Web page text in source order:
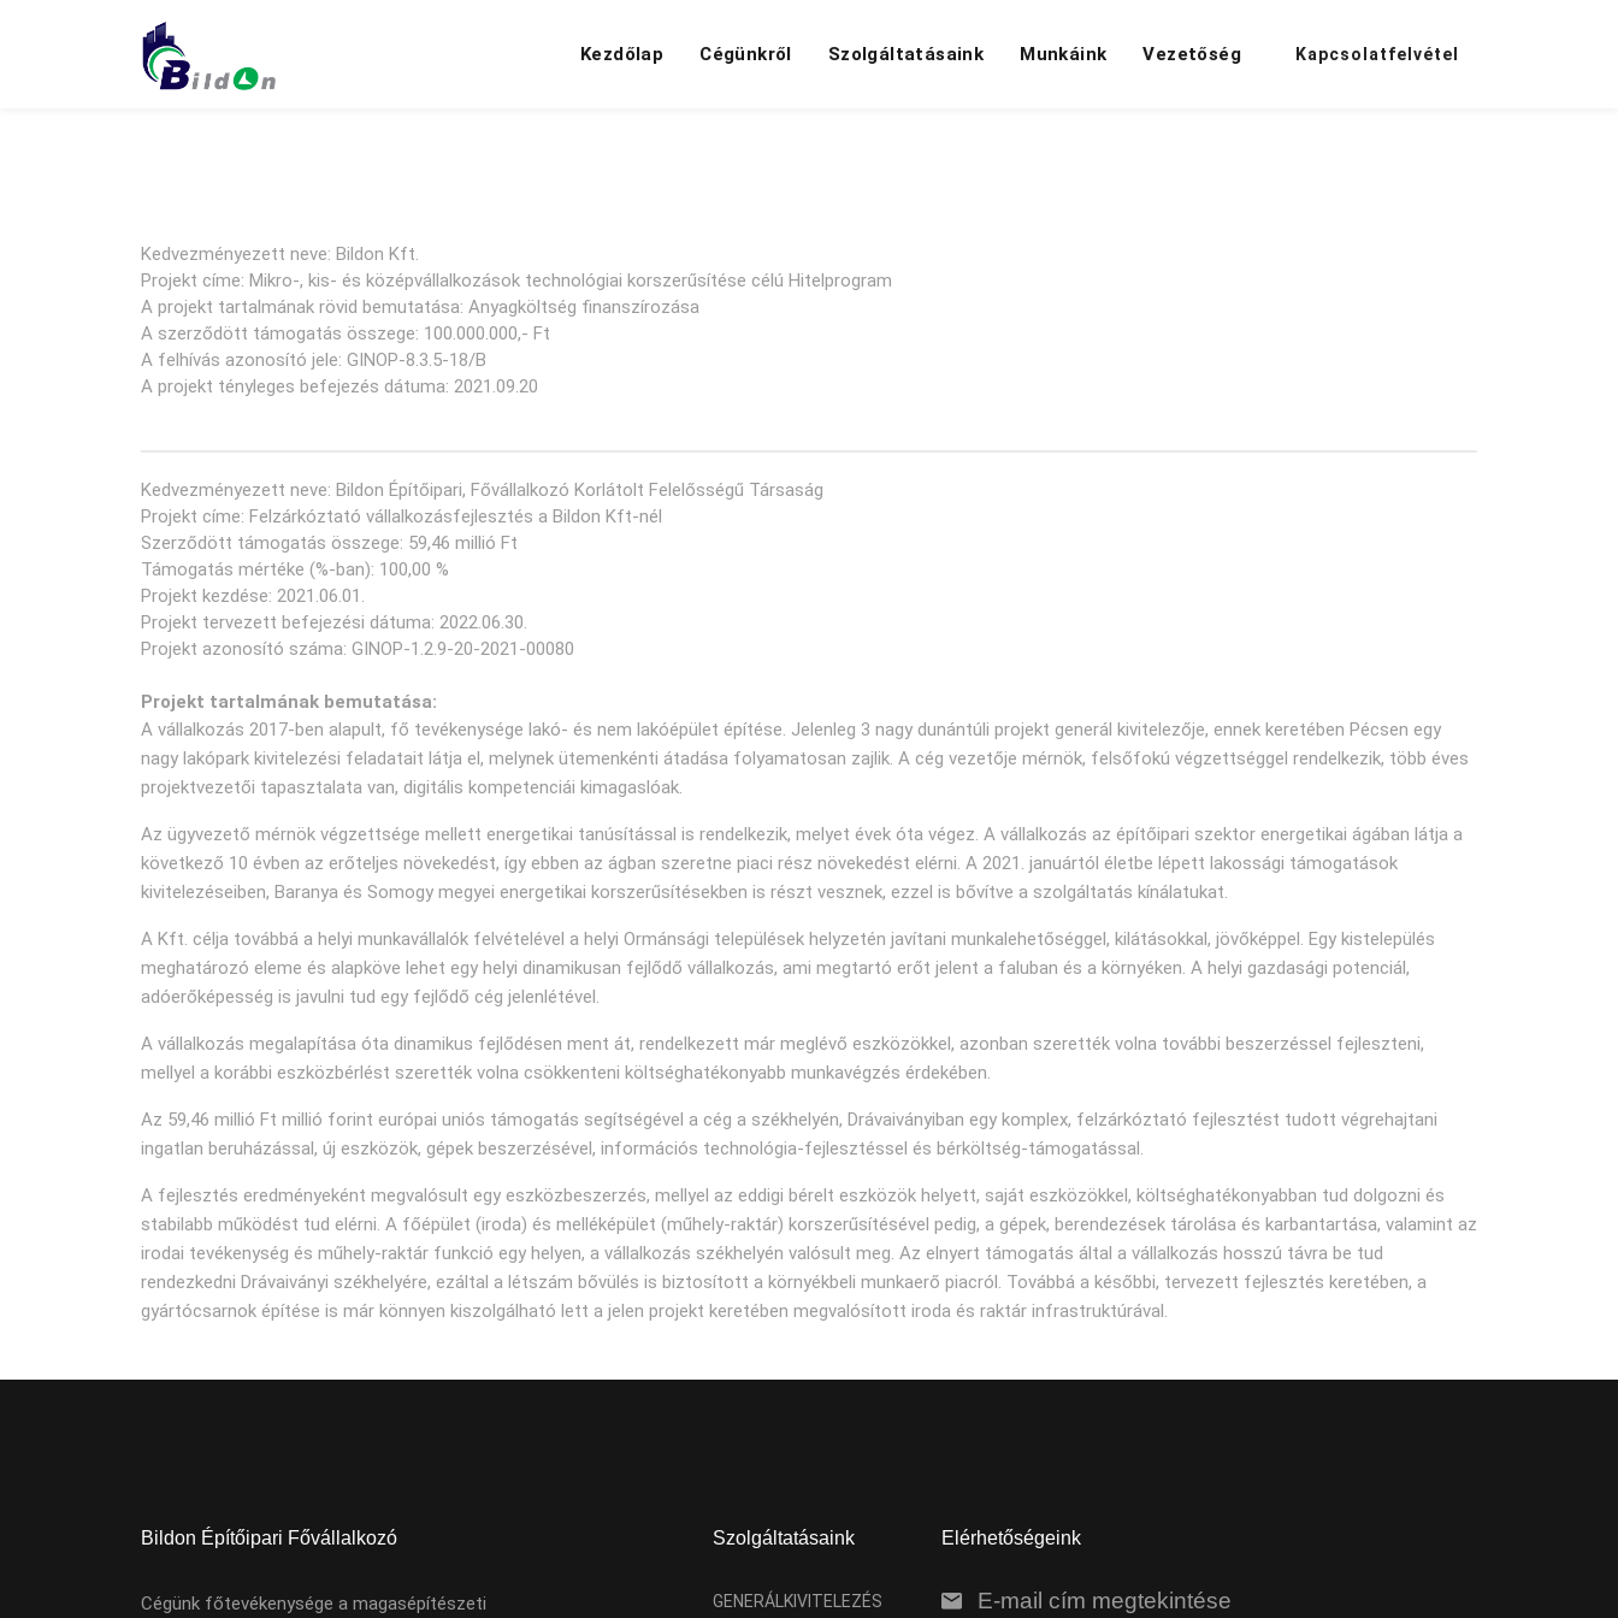
Kezdőlap Cégünkről Szolgáltatásaink Munkáink Vezetőség Kapcsolatfelvétel
Kedvezményezett neve: Bildon Kft.
Projekt címe: Mikro-, kis- és középvállalkozások technológiai korszerűsítése célú Hitelprogram
A projekt tartalmának rövid bemutatása: Anyagköltség finanszírozása
A szerződött támogatás összege: 100.000.000,- Ft
A felhívás azonosító jele: GINOP-8.3.5-18/B
A projekt tényleges befejezés dátuma: 2021.09.20
Kedvezményezett neve: Bildon Építőipari, Fővállalkozó Korlátolt Felelősségű Társaság
Projekt címe: Felzárkóztató vállalkozásfejlesztés a Bildon Kft-nél
Szerződött támogatás összege: 59,46 millió Ft
Támogatás mértéke (%-ban): 100,00 %
Projekt kezdése: 2021.06.01.
Projekt tervezett befejezési dátuma: 2022.06.30.
Projekt azonosító száma: GINOP-1.2.9-20-2021-00080
Projekt tartalmának bemutatása:
A vállalkozás 2017-ben alapult, fő tevékenysége lakó- és nem lakóépület építése. Jelenleg 3 nagy dunántúli projekt generál kivitelezője, ennek keretében Pécsen egy
nagy lakópark kivitelezési feladatait látja el, melynek ütemenkénti átadása folyamatosan zajlik. A cég vezetője mérnök, felsőfokú végzettséggel rendelkezik, több éves
projektvezetői tapasztalata van, digitális kompetenciái kimagaslóak.
Az ügyvezető mérnök végzettsége mellett energetikai tanúsítással is rendelkezik, melyet évek óta végez. A vállalkozás az építőipari szektor energetikai ágában látja a
következő 10 évben az erőteljes növekedést, így ebben az ágban szeretne piaci rész növekedést elérni. A 2021. januártól életbe lépett lakossági támogatások
kivitelezéseiben, Baranya és Somogy megyei energetikai korszerűsítésekben is részt vesznek, ezzel is bővítve a szolgáltatás kínálatukat.
A Kft. célja továbbá a helyi munkavállalók felvételével a helyi Ormánsági települések helyzetén javítani munkalehetőséggel, kilátásokkal, jövőképpel. Egy kistelepülés
meghatározó eleme és alapköve lehet egy helyi dinamikusan fejlődő vállalkozás, ami megtartó erőt jelent a faluban és a környéken. A helyi gazdasági potenciál,
adóerőképesség is javulni tud egy fejlődő cég jelenlétével.
A vállalkozás megalapítása óta dinamikus fejlődésen ment át, rendelkezett már meglévő eszközökkel, azonban szerették volna további beszerzéssel fejleszteni,
mellyel a korábbi eszközbérlést szerették volna csökkenteni költséghatékonyabb munkavégzés érdekében.
Az 59,46 millió Ft millió forint európai uniós támogatás segítségével a cég a székhelyén, Drávaiványiban egy komplex, felzárkóztató fejlesztést tudott végrehajtani
ingatlan beruházással, új eszközök, gépek beszerzésével, információs technológia-fejlesztéssel és bérköltség-támogatással.
A fejlesztés eredményeként megvalósult egy eszközbeszerzés, mellyel az eddigi bérelt eszközök helyett, saját eszközökkel, költséghatékonyabban tud dolgozni és
stabilabb működést tud elérni. A főépület (iroda) és melléképület (műhely-raktár) korszerűsítésével pedig, a gépek, berendezések tárolása és karbantartása, valamint az
irodai tevékenység és műhely-raktár funkció egy helyen, a vállalkozás székhelyén valósult meg. Az elnyert támogatás által a vállalkozás hosszú távra be tud
rendezkedni Drávaiványi székhelyére, ezáltal a létszám bővülés is biztosított a környékbeli munkaerő piacról. Továbbá a későbbi, tervezett fejlesztés keretében, a
gyártócsarnok építése is már könnyen kiszolgálható lett a jelen projekt keretében megvalósított iroda és raktár infrastruktúrával.
Bildon Építőipari Fővállalkozó
Cégünk főtevékenysége a magasépítészeti
Szolgáltatásaink
GENERÁLKIVITELEZÉS
Elérhetőségeink
E-mail cím megtekintése